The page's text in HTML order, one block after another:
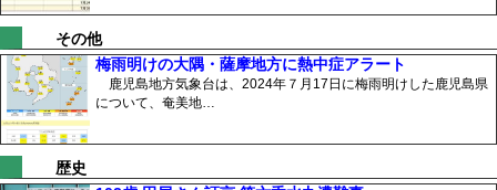
その他
梅雨明けの大隅・薩摩地方に熱中症アラート
鹿児島地方気象台は、2024年７月17日に梅雨明けした鹿児島県
について、奄美地…
歴史